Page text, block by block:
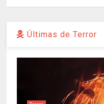
Últimas de Terror